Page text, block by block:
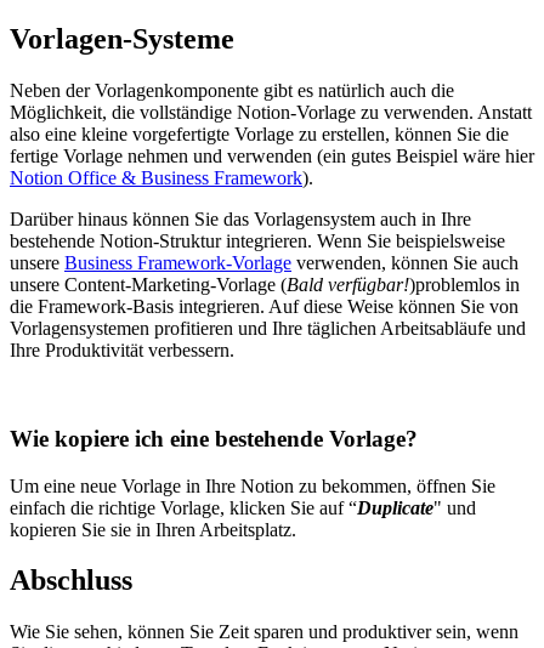
Vorlagen-Systeme
Neben der Vorlagenkomponente gibt es natürlich auch die
Möglichkeit, die vollständige Notion-Vorlage zu verwenden. Anstatt
also eine kleine vorgefertigte Vorlage zu erstellen, können Sie die
fertige Vorlage nehmen und verwenden (ein gutes Beispiel wäre hier
Notion Office & Business Framework).
Darüber hinaus können Sie das Vorlagensystem auch in Ihre
bestehende Notion-Struktur integrieren. Wenn Sie beispielsweise
unsere Business Framework-Vorlage verwenden, können Sie auch
unsere Content-Marketing-Vorlage (Bald verfügbar!)problemlos in
die Framework-Basis integrieren. Auf diese Weise können Sie von
Vorlagensystemen profitieren und Ihre täglichen Arbeitsabläufe und
Ihre Produktivität verbessern.
Wie kopiere ich eine bestehende Vorlage?
Um eine neue Vorlage in Ihre Notion zu bekommen, öffnen Sie
einfach die richtige Vorlage, klicken Sie auf “Duplicate" und
kopieren Sie sie in Ihren Arbeitsplatz.
Abschluss
Wie Sie sehen, können Sie Zeit sparen und produktiver sein, wenn